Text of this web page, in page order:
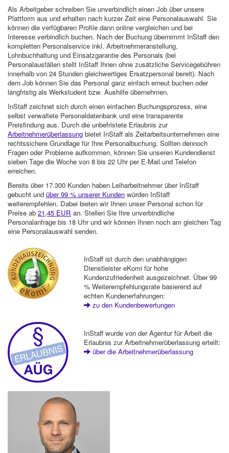
Als Arbeitgeber schreiben Sie unverbindlich einen Job über unsere
Plattform aus und erhalten nach kurzer Zeit eine Personalauswahl. Sie
können die verfügbaren Profile dann online vergleichen und bei
Interesse verbindlich buchen. Nach der Buchung übernimmt InStaff den
kompletten Personalservice inkl. Arbeitnehmeranstellung,
Lohnbuchhaltung und Einsatzgarantie des Personals (bei
Personalausfällen stellt InStaff Ihnen ohne zusätzliche Servicegebühren
innerhalb von 24 Stunden gleichwertiges Ersatzpersonal bereit). Nach
dem Job können Sie das Personal ganz einfach erneut buchen oder
langfristig als Werkstudent bzw. Aushilfe übernehmen.
InStaff zeichnet sich durch einen einfachen Buchungsprozess, eine
selbst verwaltete Personaldatenbank und eine transparente
Preisfindung aus. Durch die unbefristete Erlaubnis zur
Arbeitnehmerüberlassung bietet InStaff als Zeitarbeitsunternehmen eine
rechtssichere Grundlage für Ihre Personalbuchung. Sollten dennoch
Fragen oder Probleme aufkommen, können Sie unseren Kundendienst
sieben Tage die Woche von 8 bis 22 Uhr per E-Mail und Telefon
erreichen.
Bereits über 17.300 Kunden haben Leiharbeitnehmer über InStaff
gebucht und über 99 % unserer Kunden würden InStaff
weiterempfehlen. Dabei bieten wir Ihnen unser Personal schon für
Preise ab 21,45 EUR an. Stellen Sie Ihre unverbindliche
Personalanfrage bis 18 Uhr und wir können Ihnen noch am gleichen Tag
eine Personalauswahl senden.
InStaff ist durch den unabhängigen
Dienstleister eKomi für hohe
Kundenzufriedenheit ausgezeichnet. Über 99
% Weiterempfehlungsrate basierend auf
echten Kundenerfahrungen:
zu den Kundenbewertungen
InStaff wurde von der Agentur für Arbeit die
Erlaubnis zur Arbeitnehmerüberlassung erteilt:
über die Arbeitnehmerüberlassung